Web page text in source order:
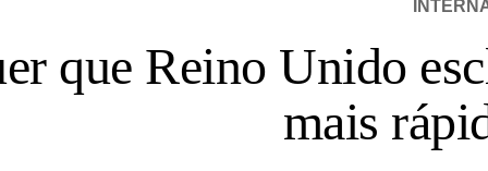
que Reino Unido
mais